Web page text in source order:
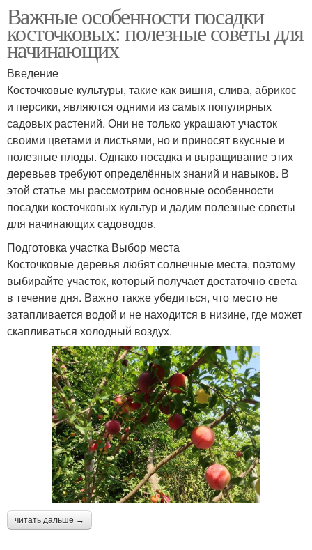
Важные особенности посадки
косточковых: полезные советы для
начинающих
Введение
Косточковые культуры, такие как вишня, слива, абрикос
и персики, являются одними из самых популярных
садовых растений. Они не только украшают участок
своими цветами и листьями, но и приносят вкусные и
полезные плоды. Однако посадка и выращивание этих
деревьев требуют определённых знаний и навыков. В
этой статье мы рассмотрим основные особенности
посадки косточковых культур и дадим полезные советы
для начинающих садоводов.
Подготовка участка Выбор места
Косточковые деревья любят солнечные места, поэтому
выбирайте участок, который получает достаточно света
в течение дня. Важно также убедиться, что место не
затапливается водой и не находится в низине, где может
скапливаться холодный воздух.
читать дальше →